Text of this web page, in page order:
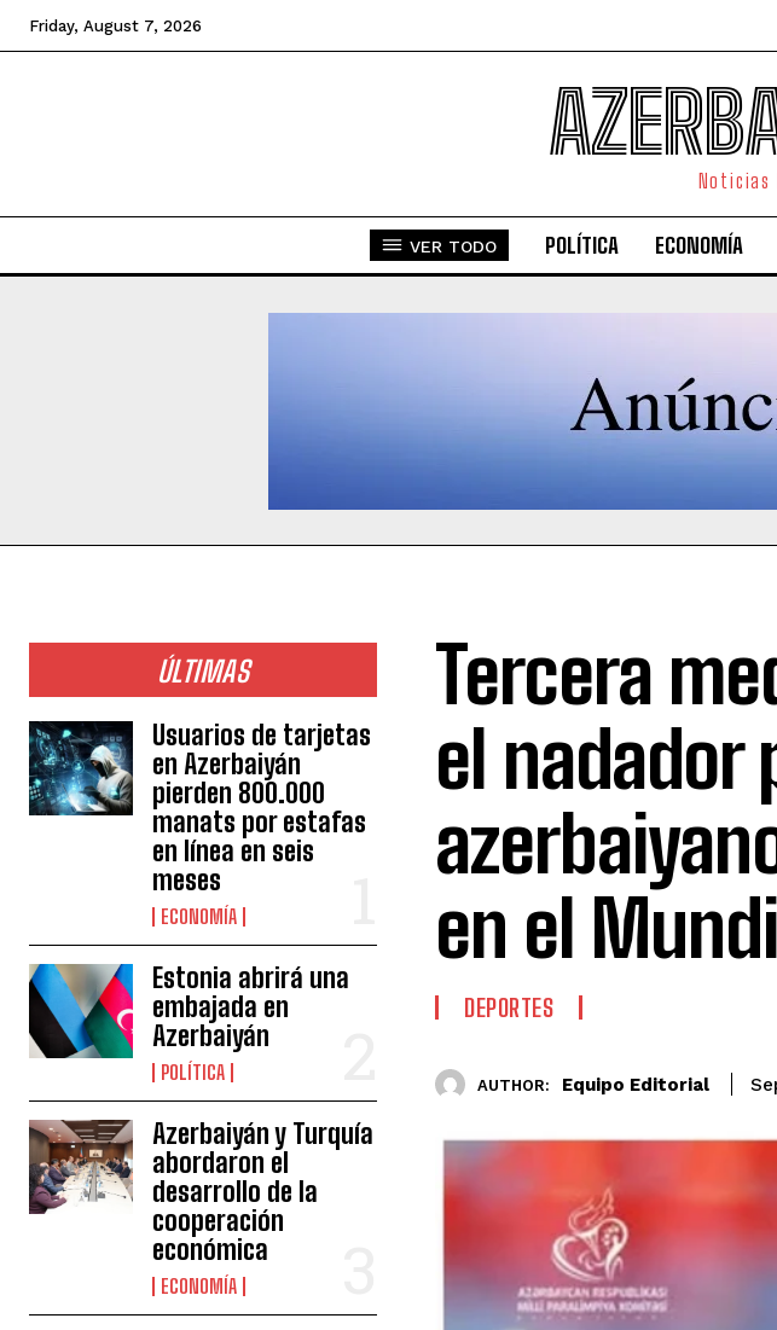
Friday, August 7, 2026
Noticias
VER TODO POLÍTICA ECONOMÍA
ÚLTIMAS
Usuarios de tarjetas
en Azerbaiyán
pierden 800.000
manats por estafas
en línea en seis
meses
ECONOMÍA
Estonia abrirá una
embajada en
Azerbaiyán
POLÍTICA
Azerbaiyán y Turquía
abordaron el
desarrollo de la
cooperación
económica
ECONOMÍA
Tercera
el nadador
en el
DEPORTES
AUTHOR: Equipo Editorial